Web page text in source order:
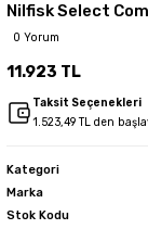
Nilfisk Select
0 Yorum
11.923 TL
Taksit Seçenekleri
1.523,49 TL den
Kategori
Marka
Stok Kodu